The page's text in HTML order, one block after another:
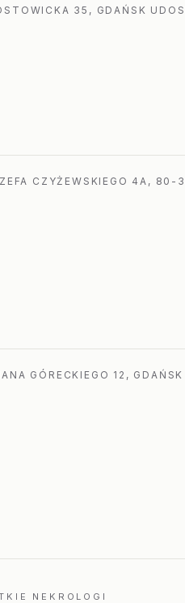
35, GDAŃSK
CZYŻEWSKIEGO 4A,
GÓRECKIEGO 12,
NEKROLOGI